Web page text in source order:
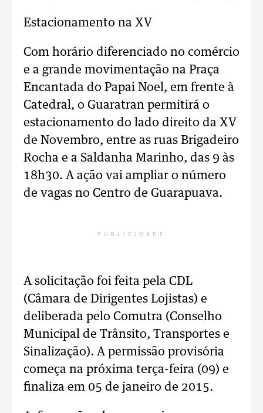
Estacionamento na XV
Com horário diferenciado no comércio
e a grande movimentação na Praça
Encantada do Papai Noel, em frente à
Catedral, o Guaratran permitirá o
estacionamento do lado direito da XV
de Novembro, entre as ruas Brigadeiro
Rocha e a Saldanha Marinho, das 9 às
18h30. A ação vai ampliar o número
de vagas no Centro de Guarapuava.
PUBLICIDADE
A solicitação foi feita pela CDL
(Câmara de Dirigentes Lojistas) e
deliberada pelo Comutra (Conselho
Municipal de Trânsito, Transportes e
Sinalização). A permissão provisória
começa na próxima terça-feira (09) e
finaliza em 05 de janeiro de 2015.